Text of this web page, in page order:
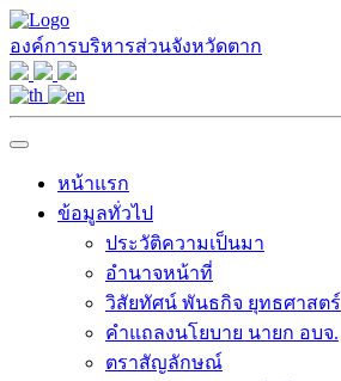
องค์การบริหารส่วนจังหวัดตาก
หน้าแรก
ข้อมูลทั่วไป
ประวัติความเป็นมา
อำนาจหน้าที่
วิสัยทัศน์ พันธกิจ ยุทธศาสตร์
คำแถลงนโยบาย นายก อบจ.
ตราสัญลักษณ์